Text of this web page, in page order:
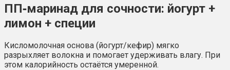
ПП‑маринад для сочности: йогурт +
лимон + специи
Кисломолочная основа (йогурт/кефир) мягко
разрыхляет волокна и помогает удерживать влагу. При
этом калорийность остаётся умеренной.